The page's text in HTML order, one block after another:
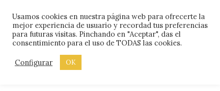
content
Menu
ETIQUETA:EDIFICACIÓN
Usamos cookies en nuestra página web para ofrecerte la
mejor experiencia de usuario y recordad tus preferencias
para futuras visitas. Pinchando en "Aceptar", das el
consentimiento para el uso de TODAS las cookies.
Configurar OK